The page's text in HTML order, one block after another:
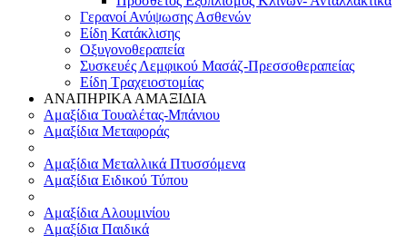
Γερανοί Ανύψωσης Ασθενών
Είδη Κατάκλισης
Οξυγονοθεραπεία
Συσκευές Λεμφικού Μασάζ-Πρεσσοθεραπείας
Είδη Τραχειοστομίας
ΑΝΑΠΗΡΙΚΑ ΑΜΑΞΙΔΙΑ
Αμαξίδια Τουαλέτας-Μπάνιου
Αμαξίδια Μεταφοράς
Αμαξίδια Μεταλλικά Πτυσσόμενα
Αμαξίδια Ειδικού Τύπου
Αμαξίδια Αλουμινίου
Αμαξίδια Παιδικά